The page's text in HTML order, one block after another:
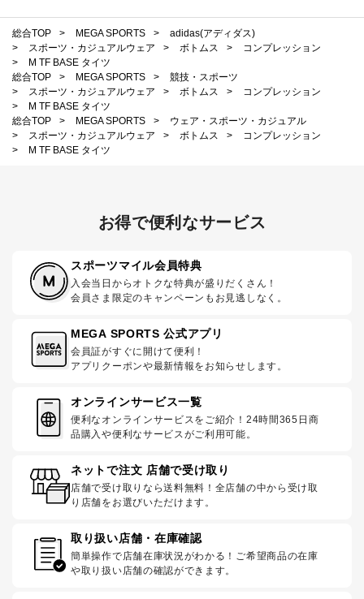
総合TOP > MEGA SPORTS >
adidas(アディダス)
>
スポーツ・カジュアルウェア > ボトムス >
コンプレッション
>
M TF BASE タイツ
総合TOP
> MEGA SPORTS >
競技・スポーツ
>
スポーツ・カジュアルウェア > ボトムス >
コンプレッション
>
M TF BASE タイツ
総合TOP
> MEGA SPORTS >
ウェア・スポーツ・カジュアル
>
スポーツ・カジュアルウェア > ボトムス >
コンプレッション
>
M TF BASE タイツ
お得で便利なサービス
スポーツマイル会員特典
入会当日からオトクな特典が盛りだくさん！
会員さま限定のキャンペーンもお見逃しなく。
MEGA SPORTS 公式アプリ
会員証がすぐに開けて便利！
アプリクーポンや最新情報をお知らせします。
オンラインサービス一覧
便利なオンラインサービスをご紹介！24時間365日商
品購入や便利なサービスがご利用可能。
ネットで注文 店舗で受け取り
店舗で受け取りなら送料無料！全店舗の中から受け取
り店舗をお選びいただけます。
取り扱い店舗・在庫確認
簡単操作で店舗在庫状況がわかる！ご希望商品の在庫
や取り扱い店舗の確認ができます。